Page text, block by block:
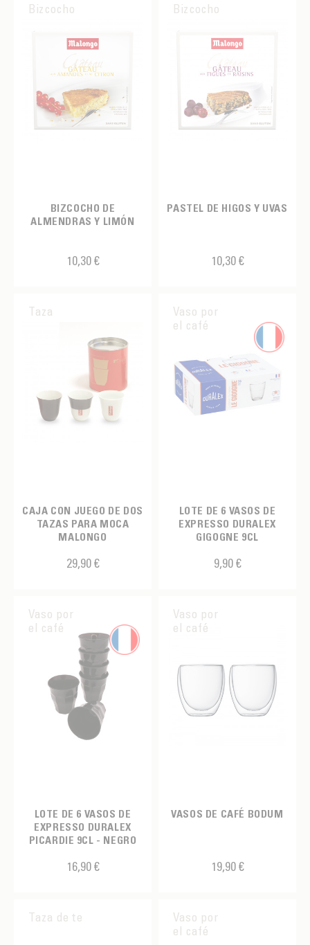
Bizcocho
BIZCOCHO DE
ALMENDRAS Y LIMÓN
10,30 €
Bizcocho
PASTEL DE HIGOS Y UVAS
10,30 €
Taza
CAJA CON JUEGO DE DOS
TAZAS PARA MOCA
MALONGO
29,90 €
Vaso por
el café
LOTE DE 6 VASOS DE
EXPRESSO DURALEX
GIGOGNE 9CL
9,90 €
Vaso por
el café
LOTE DE 6 VASOS DE
EXPRESSO DURALEX
PICARDIE 9CL - NEGRO
16,90 €
Vaso por
el café
VASOS DE CAFÉ BODUM
19,90 €
Taza de te
Vaso por
el café